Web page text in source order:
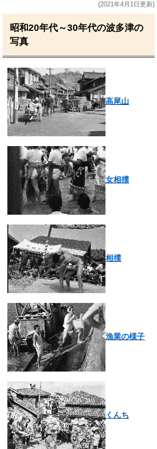
(2021年4月1日更新)
昭和20年代～30年代の波多津の
写真
高尾山
女相撲
相撲
漁業の様子
くんち